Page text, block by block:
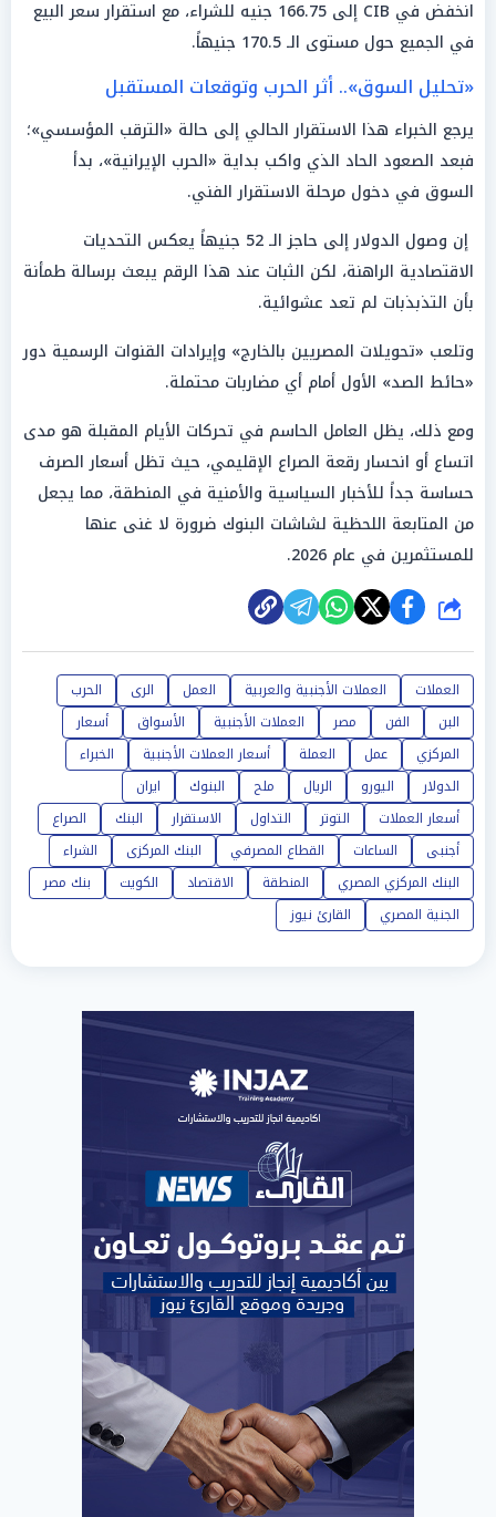
انخفض في CIB إلى 166.75 جنيه للشراء، مع استقرار سعر البيع
في الجميع حول مستوى الـ 170.5 جنيهاً.
«تحليل السوق».. أثر الحرب وتوقعات المستقبل
يرجع الخبراء هذا الاستقرار الحالي إلى حالة «الترقب المؤسسي»؛
فبعد الصعود الحاد الذي واكب بداية «الحرب الإيرانية»، بدأ
السوق في دخول مرحلة الاستقرار الفني.
إن وصول الدولار إلى حاجز الـ 52 جنيهاً يعكس التحديات
الاقتصادية الراهنة، لكن الثبات عند هذا الرقم يبعث برسالة طمأنة
بأن التذبذبات لم تعد عشوائية.
وتلعب «تحويلات المصريين بالخارج» وإيرادات القنوات الرسمية دور
«حائط الصد» الأول أمام أي مضاربات محتملة.
ومع ذلك، يظل العامل الحاسم في تحركات الأيام المقبلة هو مدى
اتساع أو انحسار رقعة الصراع الإقليمي، حيث تظل أسعار الصرف
حساسة جداً للأخبار السياسية والأمنية في المنطقة، مما يجعل
من المتابعة اللحظية لشاشات البنوك ضرورة لا غنى عنها
للمستثمرين في عام 2026.
شارك
العملات العملات الأجنبية والعربية العمل الرى
الحرب
البن
الفن مصر العملات الأجنبية الأسواق
أسعار
المركزي
عمل العملة أسعار العملات الأجنبية
الخبراء
الدولار
اليورو الريال ملح البنوك
ايران
أسعار العملات
التوتر التداول الاستقرار البنك
الصراع
أجنبى
الساعات القطاع المصرفي البنك المركزى
الشراء
البنك المركزي المصري
المنطقة الاقتصاد الكويت
بنك مصر
الجنية المصري
القارئ نيوز